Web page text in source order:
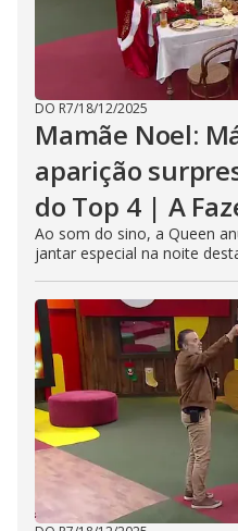
DO R7/18/12/2025
Mamãe Noel:
aparição
do Top 4 | A
Ao som do sino, a Queen
jantar especial na noite